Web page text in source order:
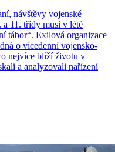
návštěvy vojenské
a 11. třídy musí v létě
tábor“. Exilová organizace
o vícedenní vojensko-
nejvíce blíží životu v
a analyzovali nařízení